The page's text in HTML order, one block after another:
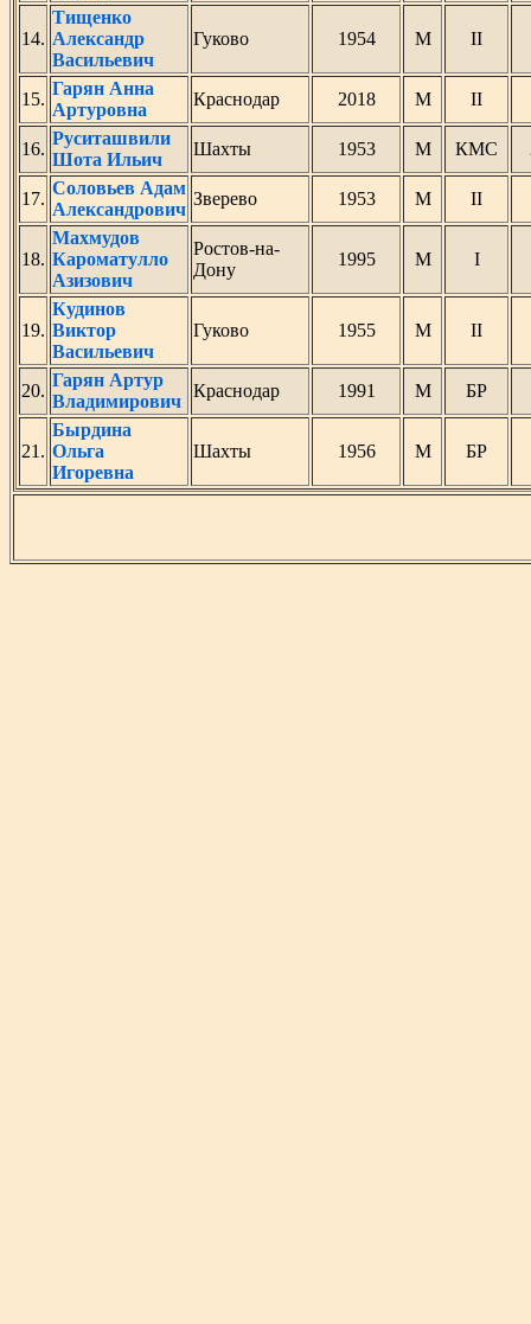
14.
Тищенко
Александр
Васильевич
Гуково 1954 М II
15.
Гарян Анна
Артуровна
Краснодар 2018 М II
16.
Руситашвили
Шота Ильич
Шахты 1953 М КМС
17.
Соловьев Адам
Александрович
Зверево 1953 М II
18.
Махмудов
Кароматулло
Азизович
Ростов-на-
Дону
1995 М I
19.
Кудинов
Виктор
Васильевич
Гуково 1955 М II
20.
Гарян Артур
Владимирович
Краснодар 1991 М БР
21.
Бырдина
Ольга
Игоревна
Шахты 1956 М БР